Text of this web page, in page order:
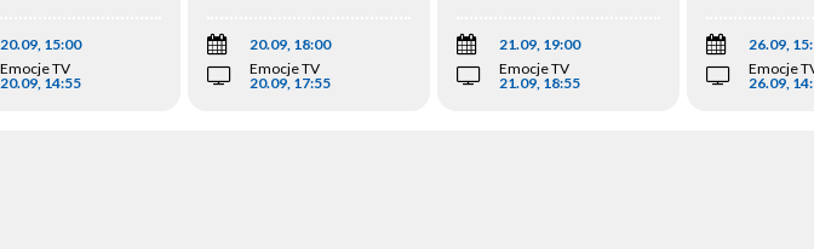
20.09, 15:00
Emocje TV
20.09, 14:55
20.09, 18:00
Emocje TV
20.09, 17:55
21.09, 19:00
Emocje TV
21.09, 18:55
26.09,
Emocje
26.09,